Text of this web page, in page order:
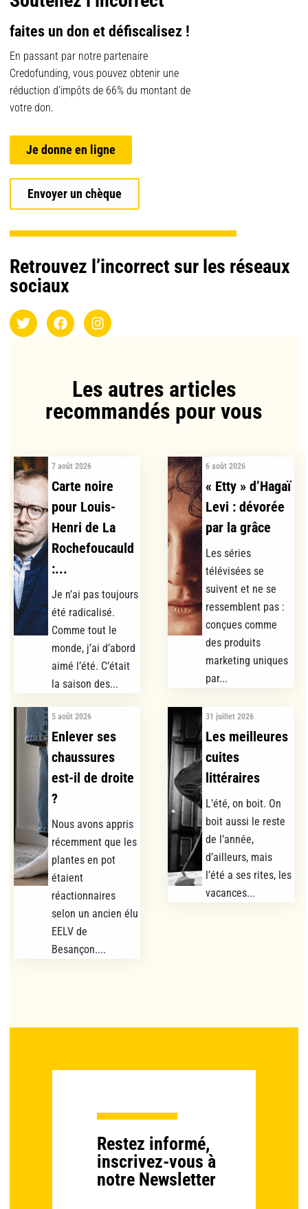
faites un don et défiscalisez !
En passant par notre partenaire
Credofunding, vous pouvez obtenir une
réduction d’impôts de 66% du montant de
votre don.
Je donne en ligne
Envoyer un chèque
Retrouvez l’incorrect sur les réseaux
sociaux
Les autres articles
recommandés pour vous​
7 août 2026
Carte noire
pour Louis-
Henri de La
Rochefoucauld
:...
Je n’ai pas toujours
été radicalisé.
Comme tout le
monde, j’ai d’abord
aimé l’été. C’était
la saison des...
6 août 2026
« Etty » d’Hagaï
Levi : dévorée
par la grâce
Les séries
télévisées se
suivent et ne se
ressemblent pas :
conçues comme
des produits
marketing uniques
par...
5 août 2026
Enlever ses
chaussures
est-il de droite
?
Nous avons appris
récemment que les
plantes en pot
étaient
réactionnaires
selon un ancien élu
EELV de
Besançon....
31 juillet 2026
Les meilleures
cuites
littéraires
L’été, on boit. On
boit aussi le reste
de l’année,
d’ailleurs, mais
l’été a ses rites, les
vacances...
Restez informé,
inscrivez-vous à
notre Newsletter